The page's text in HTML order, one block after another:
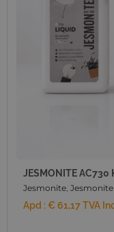
JESMONITE AC730
Jesmonite,
Apd :€61,17TVA